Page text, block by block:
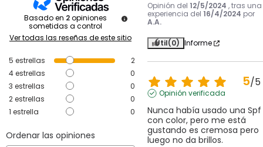
Basado en 2 opiniones
sometidas a control
Ver todas las reseñas de este sitio
5 estrellas
2
4estrellas
0
3 estrellas
0
2estrellas
0
1 estrella 0
Ordenar las opiniones
Opinión del 12/5/2024 , tras una
experiencia del 16/4/2024 por
A.A.
Útil(0) Informe
5/5
Opinión verificada
Nunca había usado una Spf
con color, pero me está
gustando es cremosa pero
luego no da brillos.